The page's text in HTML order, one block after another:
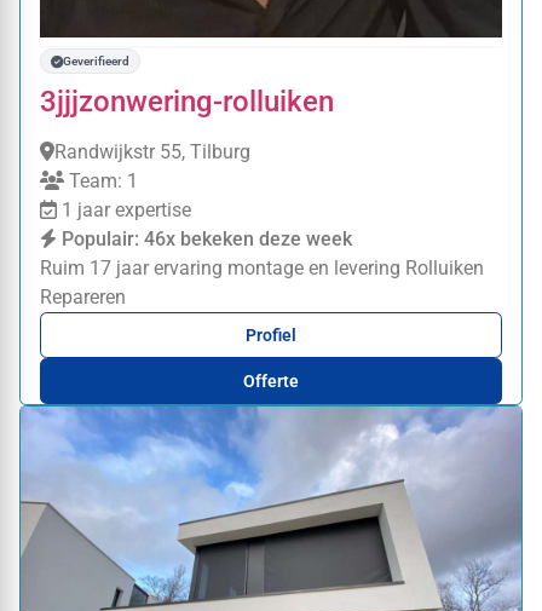
Geverifieerd
3jjjzonwering-rolluiken
Randwijkstr 55, Tilburg
Team: 1
1 jaar expertise
Populair: 46x bekeken deze week
Ruim 17 jaar ervaring montage en levering Rolluiken
Repareren
Profiel
Offerte